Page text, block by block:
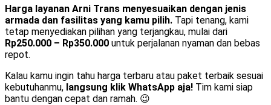
Harga layanan Arni Trans menyesuaikan dengan jenis
armada dan fasilitas yang kamu pilih. Tapi tenang, kami
tetap menyediakan pilihan yang terjangkau, mulai dari
Rp250.000 – Rp350.000 untuk perjalanan nyaman dan bebas
repot.
Kalau kamu ingin tahu harga terbaru atau paket terbaik sesuai
kebutuhanmu, langsung klik WhatsApp aja! Tim kami siap
bantu dengan cepat dan ramah. 😉